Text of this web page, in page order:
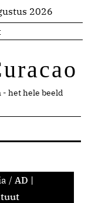
2026
- het hele beeld
/ AD |